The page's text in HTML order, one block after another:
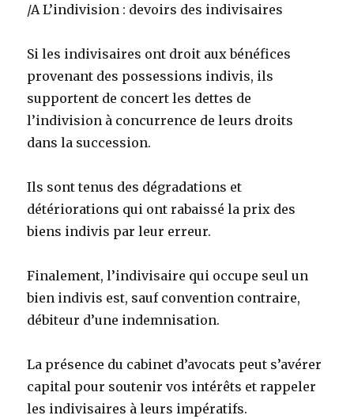
/A L’indivision : devoirs des indivisaires
Si les indivisaires ont droit aux bénéfices
provenant des possessions indivis, ils
supportent de concert les dettes de
l’indivision à concurrence de leurs droits
dans la succession.
Ils sont tenus des dégradations et
détériorations qui ont rabaissé la prix des
biens indivis par leur erreur.
Finalement, l’indivisaire qui occupe seul un
bien indivis est, sauf convention contraire,
débiteur d’une indemnisation.
La présence du cabinet d’avocats peut s’avérer
capital pour soutenir vos intérêts et rappeler
les indivisaires à leurs impératifs.